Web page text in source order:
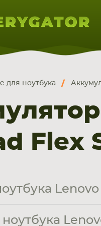
НОУТБУКА
ПЛАНШЕТА
СМАРТФОНА
для ноутбука
Flex